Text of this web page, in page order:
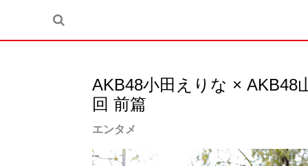
AKB48小田えりな × AKB48
回 前篇
エンタメ